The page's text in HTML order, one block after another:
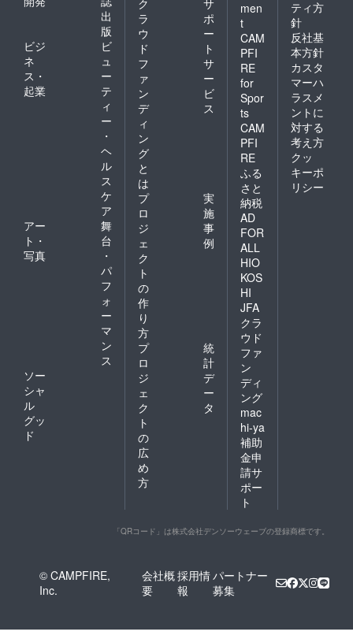
出
版
ビジ
ネ
ス・
起業
ビ
ュ
ー
テ
ィ
ー
・
ヘ
ル
ス
ケ
ア
アー
ト・
写真
舞
台
・
パ
フ
ォ
ー
マ
ン
ス
ソー
シャ
ル
グッ
ド
ク
ラ
ウ
ド
フ
ァ
ン
デ
ィ
ン
グ
と
は
サ
ポ
ー
ト
サ
ー
ビ
ス
プ
ロ
ジ
ェ
ク
ト
の
作
り
方
実
施
事
例
プ
ロ
ジ
ェ
ク
ト
の
広
め
方
統
計
デ
ー
タ
men
t
CAM
PFI
RE
for
Spor
ts
CAM
PFI
RE
ふる
さと
納税
AD
FOR
ALL
HIO
KOS
HI
JFA
クラ
ウド
ファ
ン
ディ
ング
mac
hi-ya
補助
金申
請サ
ポー
ト
ティ方
針
反社基
本方針
カスタ
マーハ
ラスメ
ントに
対する
考え方
クッ
キーポ
リシー
「QRコード」は株式会社デンソーウェーブの登録商標です。
© CAMPFIRE,
Inc.
会社概
要
採用情
報
パートナー
募集